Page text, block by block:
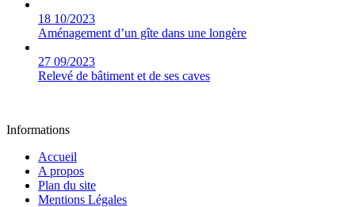
18 10/2023
Aménagement d’un gîte dans une longère
27 09/2023
Relevé de bâtiment et de ses caves
Informations
Accueil
A propos
Plan du site
Mentions Légales